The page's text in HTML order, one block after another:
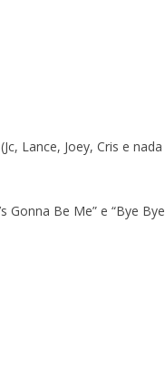
Lance, Joey, Cris e nada
Gonna Be Me” e “Bye Bye